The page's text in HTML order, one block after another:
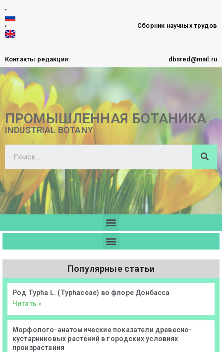
Сборник научных трудов
Контакты редакции: dbsred@mail.ru
ПРОМЫШЛЕННАЯ БОТАНИКА
INDUSTRIAL BOTANY
Популярные статьи
Род Typha L. (Typhaceae) во флоре Донбасса
Читать »
Морфолого-анатомические показатели древесно-
кустарниковых растений в городских условиях
произрастания